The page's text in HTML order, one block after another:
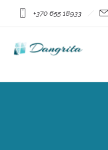
+370 655 18933